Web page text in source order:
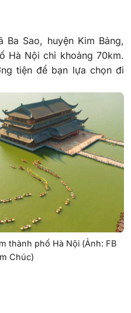
Ba Sao, huyện Kim Bảng,
Hà Nội chỉ khoảng 70km.
tiện để bạn lựa chọn đi
thành phố Hà Nội (Ảnh: FB
Chúc)